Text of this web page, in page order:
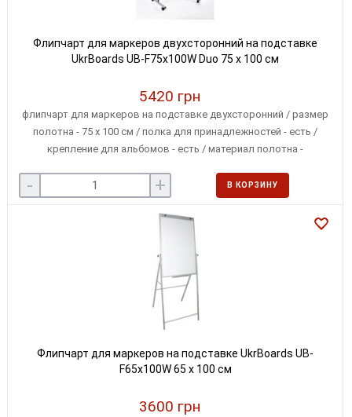
Флипчарт для маркеров двухсторонний на подставке
UkrBoards UB-F75x100W Duo 75 х 100 см
5420 грн
флипчарт для маркеров на подставке двухсторонний / размер
полотна - 75 х 100 см / полка для принадлежностей - есть /
крепление для альбомов - есть / материал полотна -
- + В КОРЗИНУ
Флипчарт для маркеров на подставке UkrBoards UB-
F65x100W 65 х 100 см
3600 грн